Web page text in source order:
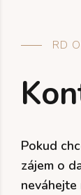
RD
Pokud
zájem o